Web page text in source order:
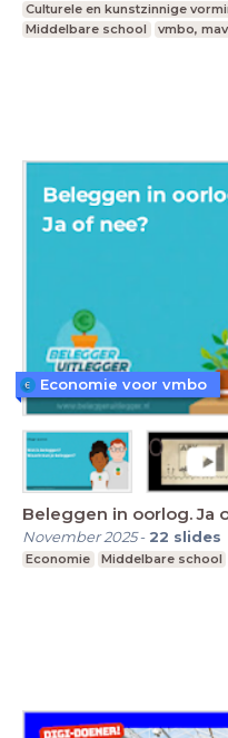
Culturele en kunstzinnige
Middelbare school
vmbo,
Beleggen in oorlog. Ja
November 2025- 22 slides
Economie Middelbare school
Economie voor vmbo